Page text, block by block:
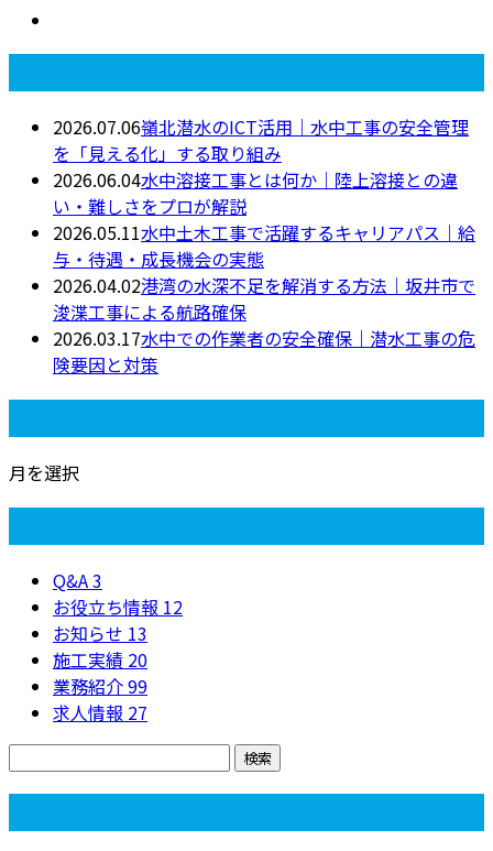
2026.07.06嶺北潜水のICT活用｜水中工事の安全管理
を「見える化」する取り組み
2026.06.04水中溶接工事とは何か｜陸上溶接との違
い・難しさをプロが解説
2026.05.11水中土木工事で活躍するキャリアパス｜給
与・待遇・成長機会の実態
2026.04.02港湾の水深不足を解消する方法｜坂井市で
浚渫工事による航路確保
2026.03.17水中での作業者の安全確保｜潜水工事の危
険要因と対策
月を選択
Q&A3
お役立ち情報 12
お知らせ 13
施工実績 20
業務紹介99
求人情報 27